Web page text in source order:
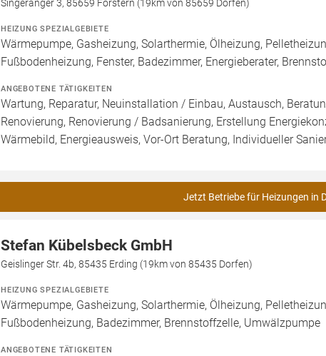
Singeranger 3, 85659 Forstern (19km von 85659 Dorfen)
HEIZUNG SPEZIALGEBIETE
Wärmepumpe, Gasheizung, Solarthermie, Ölheizung,
Fußbodenheizung, Fenster, Badezimmer, Energieberater,
ANGEBOTENE TÄTIGKEITEN
Wartung, Reparatur, Neuinstallation / Einbau, Austausch,
Renovierung, Renovierung / Badsanierung, Erstellung
Wärmebild, Energieausweis, Vor-Ort Beratung, Individueller
Jetzt Betriebe für Heizungen in
Stefan Kübelsbeck GmbH
Geislinger Str. 4b, 85435 Erding (19km von 85435 Dorfen)
HEIZUNG SPEZIALGEBIETE
Wärmepumpe, Gasheizung, Solarthermie, Ölheizung,
Fußbodenheizung, Badezimmer, Brennstoffzelle, Umwälzpumpe
ANGEBOTENE TÄTIGKEITEN